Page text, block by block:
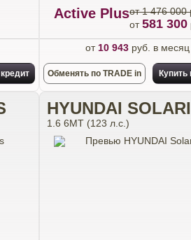
Active Plusот 1 476 000
от581 300
от 10 943руб. в месяц
Обменять по TRADE in Купить
HYUNDAI
1.6 6МТ (123 л.с.)